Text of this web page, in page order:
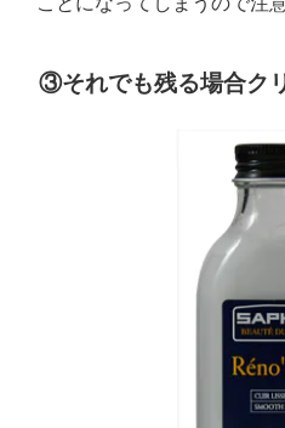
③それでも残る場合ク